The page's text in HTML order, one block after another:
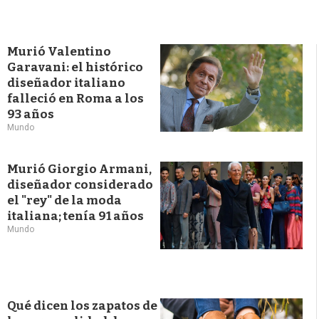
Murió Valentino
Garavani: el histórico
diseñador italiano
falleció en Roma a los
93 años
Mundo
Murió Giorgio Armani,
diseñador considerado
el "rey" de la moda
italiana; tenía 91 años
Mundo
Qué dicen los zapatos de